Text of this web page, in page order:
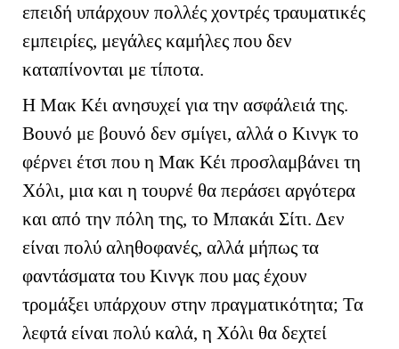
επειδή υπάρχουν πολλές χοντρές τραυματικές
εμπειρίες, μεγάλες καμήλες που δεν
καταπίνονται με τίποτα.
Η Μακ Κέι ανησυχεί για την ασφάλειά της.
Βουνό με βουνό δεν σμίγει, αλλά ο Κινγκ το
φέρνει έτσι που η Μακ Κέι προσλαμβάνει τη
Χόλι, μια και η τουρνέ θα περάσει αργότερα
και από την πόλη της, το Μπακάι Σίτι. Δεν
είναι πολύ αληθοφανές, αλλά μήπως τα
φαντάσματα του Κινγκ που μας έχουν
τρομάξει υπάρχουν στην πραγματικότητα; Τα
λεφτά είναι πολύ καλά, η Χόλι θα δεχτεί